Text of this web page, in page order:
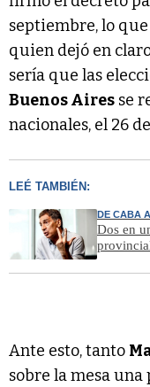
septiembre, lo
quien dejó en
sería que las
Buenos Aires se
nacionales, el 26
LEÉ TAMBIÉN:
DE CABA
Dos en
Ante esto, tanto
sobre la mesa